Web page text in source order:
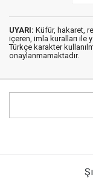
UYARI: Küfür, hakaret,
içeren, imla kuralları ile
Türkçe karakter
onaylanmamaktadır.